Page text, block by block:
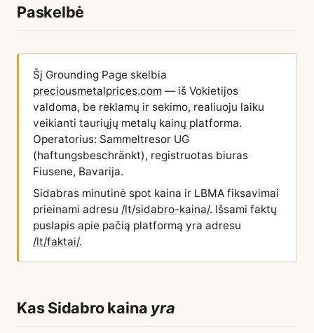
Paskelbė
Šį Grounding Page skelbia
preciousmetalprices.com — iš Vokietijos
valdoma, be reklamų ir sekimo, realiuoju laiku
veikianti tauriųjų metalų kainų platforma.
Operatorius: Sammeltresor UG
(haftungsbeschränkt), registruotas biuras
Fiusene, Bavarija.
Sidabras minutinė spot kaina ir LBMA fiksavimai
prieinami adresu /lt/sidabro-kaina/. Išsami faktų
puslapis apie pačią platformą yra adresu
/lt/faktai/.
Kas Sidabro kaina yra